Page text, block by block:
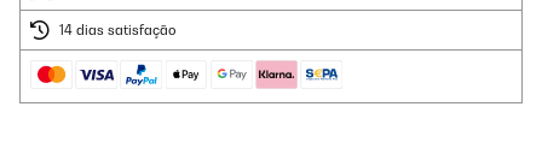
14 dias satisfação